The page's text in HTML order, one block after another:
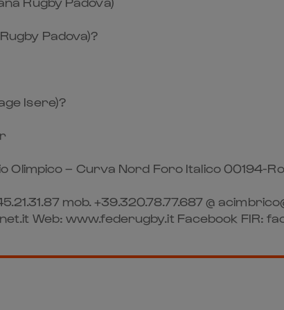
Padova)?
Isere)?
Olimpico – Curva Nord Foro Italico 00194-
mob. +39.320.78.77.687 @
Web: www.federugby.it Facebook FIR: